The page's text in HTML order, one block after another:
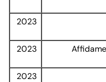
2023
2023
2023